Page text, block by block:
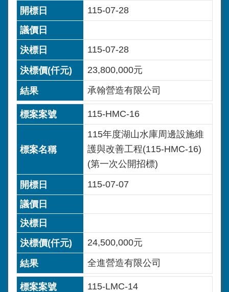
115-07-28
115-07-28
23,800,000元
承翰營造有限公司
115-HMC-16
115年度湖山水庫周邊設施維
護與改善工程(115-HMC-16)
(第一次公開招標)
115-07-07
24,500,000元
全進營造有限公司
115-LMC-14